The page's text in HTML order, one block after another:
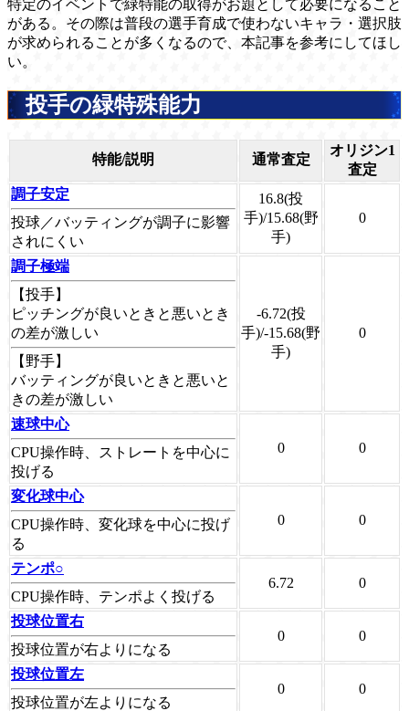
特定のイベントで緑特能の取得がお題として必要になること
がある。その際は普段の選手育成で使わないキャラ・選択肢
が求められることが多くなるので、本記事を参考にしてほし
い。
投手の緑特殊能力
特能/説明 通常査定
オリジン1
査定
調子安定
投球／バッティングが調子に影響
されにくい
16.8(投
手)/15.68(野
手)
0
調子極端
【投手】
ピッチングが良いときと悪いとき
の差が激しい
【野手】
バッティングが良いときと悪いと
きの差が激しい
-6.72(投
手)/-15.68(野
手)
0
速球中心
CPU操作時、ストレートを中心に
投げる
0 0
変化球中心
CPU操作時、変化球を中心に投げ
る
0 0
テンポ○
CPU操作時、テンポよく投げる
6.72 0
投球位置右
投球位置が右よりになる
0 0
投球位置左
投球位置が左よりになる
0 0